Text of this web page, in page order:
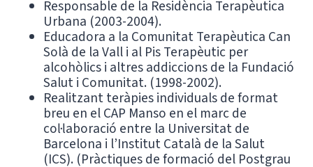
Responsable de la Residència Terapèutica
Urbana (2003-2004).
Educadora a la Comunitat Terapèutica Can
Solà de la Vall i al Pis Terapèutic per
alcohòlics i altres addiccions de la Fundació
Salut i Comunitat. (1998-2002).
Realitzant teràpies individuals de format
breu en el CAP Manso en el marc de
col·laboració entre la Universitat de
Barcelona i l’Institut Català de la Salut
(ICS). (Pràctiques de formació del Postgrau